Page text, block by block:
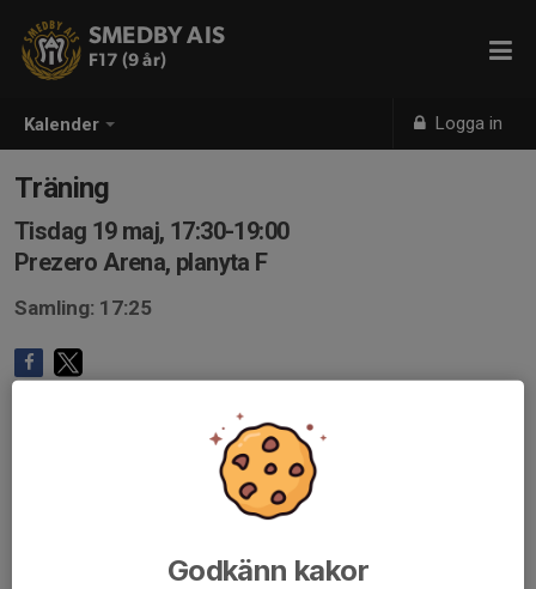
Kalender Logga in
SMEDBY AIS
F17 (9 år)
Träning
Tisdag 19 maj, 17:30-19:00
Prezero Arena, planyta F
Samling: 17:25
Godkänn kakor